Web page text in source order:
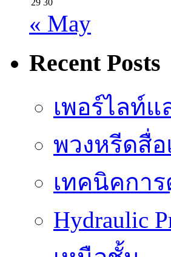
« May
Recent Posts
เพอร์ไลท์
พวงหรีดสื่
เทคนิคกา
Hydraulic